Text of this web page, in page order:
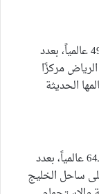
تحتل العاصمة الرياض المركز الخامس عربياً والـ49 عالمياً، بعدد
الرياض مركزًا
الحديثة
جاءت مدينة الدمام في المركز السادس عربياً والـ64 عالمياً، بعدد
على ساحل الخليج